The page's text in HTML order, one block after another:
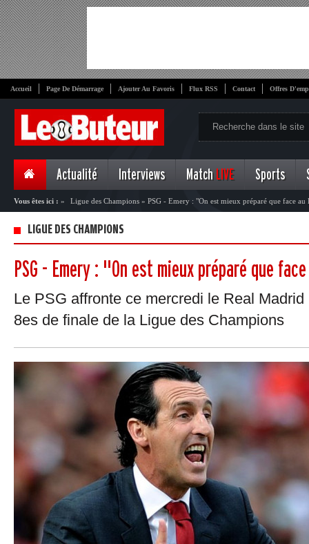
Accueil Page De Démarrage Ajouter Au Favoris Flux RSS Contact Offres
Actualité Interviews Match LIVE Sports
Vous êtes ici : » Ligue des Champions » PSG - Emery : "On est mieux préparé que face au
LIGUE DES CHAMPIONS
PSG - Emery : "On est mieux préparé que
Le PSG affronte ce mercredi le Real
8es de finale de la Ligue des Champions